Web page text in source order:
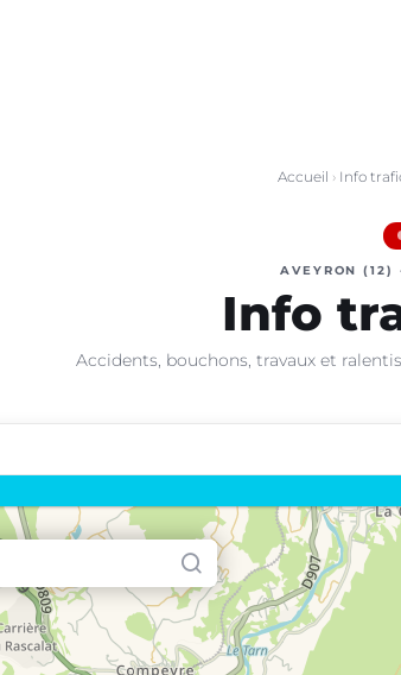
Accueil › Info
AVEYRON (12)
Info
Accidents, bouchons, travaux et